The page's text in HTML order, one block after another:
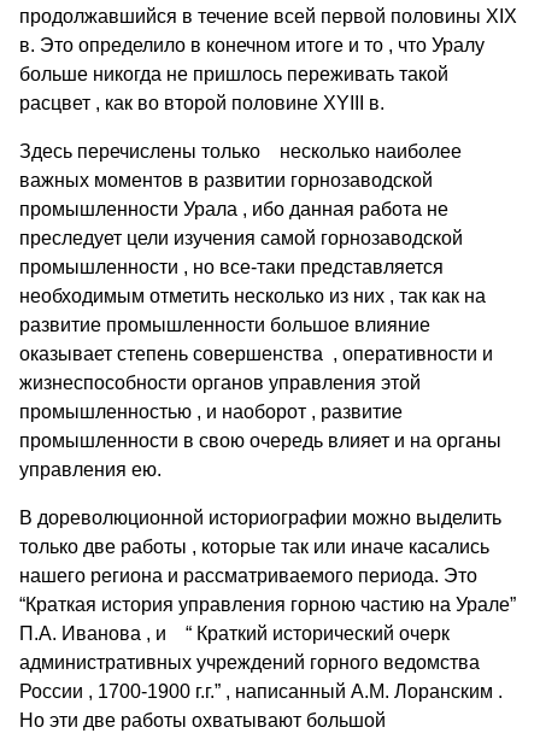
продолжавшийся в течение всей первой половины XIX
в. Это определило в конечном итоге и то , что Уралу
больше никогда не пришлось переживать такой
расцвет , как во второй половине XYIII в.
Здесь перечислены только несколько наиболее
важных моментов в развитии горнозаводской
промышленности Урала , ибо данная работа не
преследует цели изучения самой горнозаводской
промышленности , но все-таки представляется
необходимым отметить несколько из них , так как на
развитие промышленности большое влияние
оказывает степень совершенства , оперативности и
жизнеспособности органов управления этой
промышленностью , и наоборот , развитие
промышленности в свою очередь влияет и на органы
управления ею.
В дореволюционной историографии можно выделить
только две работы , которые так или иначе касались
нашего региона и рассматриваемого периода. Это
“Краткая история управления горною частию на Урале”
П.А. Иванова , и “ Краткий исторический очерк
административных учреждений горного ведомства
России , 1700-1900 г.г.” , написанный А.М. Лоранским .
Но эти две работы охватывают большой